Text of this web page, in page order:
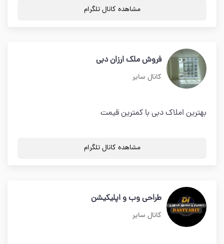
مشاهده کانال تلگرام
فروش ملک ارزان دبی
کانال سایر
بهترین املاک دبی با کمترین قیمت
مشاهده کانال تلگرام
طراحی وب و اپلیکیشن
کانال سایر